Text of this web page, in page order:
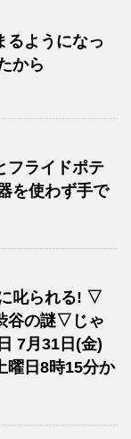
るようになっ
から
フライドポテ
を使わず手で
叱られる! ▽
谷の謎▽じゃ
7月31日(金)
曜日8時15分か